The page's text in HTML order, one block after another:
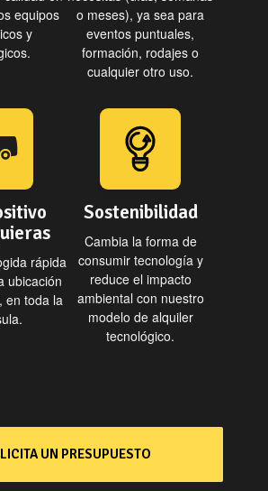
equipos
y
o meses), ya sea para
eventos puntuales,
formación, rodajes o
cualquier otro uso.
rápida
ubicación
en toda la
Sostenibilidad
Cambia la forma de
consumir tecnología y
reduce el impacto
ambiental con nuestro
modelo de alquiler
tecnológico.
UN PRESUPUESTO